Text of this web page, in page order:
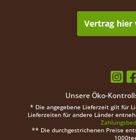
Vertrag hier
Unsere Öko-
* Die angegebene Lieferzeit gilt für
Lieferzeiten für andere Länder
** Die durchgestrichenen Preise